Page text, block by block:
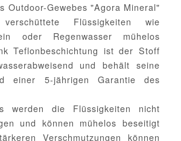
Outdoor-Gewebes "Agora Mineral"
Flüssigkeiten wie
oder Regenwasser mühelos
Teflonbeschichtung ist der Stoff
und behält seine
einer 5-jährigen Garantie des
werden die Flüssigkeiten nicht
und können mühelos beseitigt
Verschmutzungen können